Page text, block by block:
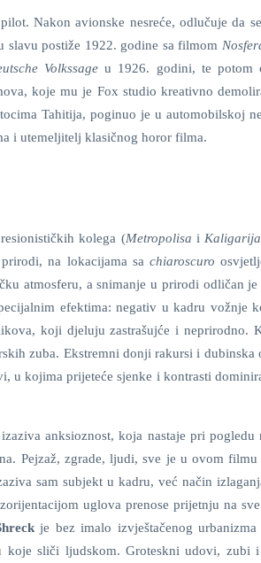
Nakon avionske nesreće, odlučuje da
postiže 1922. godine sa filmom
Volkssage u 1926. godini, te potom
koje mu je Fox studio kreativno
Tahitija, poginuo je u automobilskoj
i utemeljitelj klasičnog horor filma.
kolega (Metropolisa i Kaligarija
na lokacijama sa chiaroscuro
atmosferu, a snimanje u prirodi odličan je
efektima: negativ u kadru vožnje
koji djeluju zastrašujće i neprirodno.
zuba. Ekstremni donji rakursi i dubinska
u kojima prijeteće sjenke i kontrasti
anksioznost, koja nastaje pri pogledu
Pejzaž, zgrade, ljudi, sve je u ovom filmu
sam subjekt u kadru, već način
uglova prenose prijetnju na
je bez imalo izvještačenog urbanizma
sliči ljudskom. Groteskni udovi, zubi